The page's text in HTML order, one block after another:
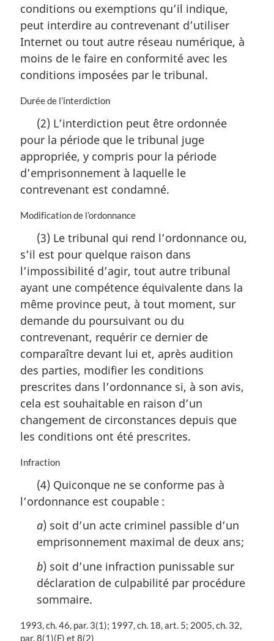
conditions ou exemptions qu’il indique,
peut interdire au contrevenant d’utiliser
Internet ou tout autre réseau numérique, à
moins de le faire en conformité avec les
conditions imposées par le tribunal.
N
e
m
r
g
n
e
:
Durée de l’interdiction
(2) L’interdiction peut être ordonnée
pour la période que le tribunal juge
appropriée, y compris pour la période
d’emprisonnement à laquelle le
contrevenant est condamné.
N
e
m
r
g
i
a
l
e
:
Modification de l’ordonnance
(3) Le tribunal qui rend l’ordonnance ou,
s’il est pour quelque raison dans
l’impossibilité d’agir, tout autre tribunal
ayant une compétence équivalente dans la
même province peut, à tout moment, sur
demande du poursuivant ou du
contrevenant, requérir ce dernier de
comparaître devant lui et, après audition
des parties, modifier les conditions
prescrites dans l’ordonnance si, à son avis,
cela est souhaitable en raison d’un
changement de circonstances depuis que
les conditions ont été prescrites.
N
e
:
Infraction
(4) Quiconque ne se conforme pas à
l’ordonnance est coupable :
a) soit d’un acte criminel passible d’un
emprisonnement maximal de deux ans;
b) soit d’une infraction punissable sur
déclaration de culpabilité par procédure
sommaire.
N
o
1993, ch. 46, par. 3(1); 1997, ch. 18, art. 5; 2005, ch. 32,
par. 8(1)(F) et 8(2)